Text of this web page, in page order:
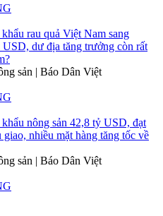
rau quả Việt Nam sang
dư địa tăng trưởng còn rất
sản | Báo Dân Việt
nông sản 42,8 tỷ USD, đạt
nhiều mặt hàng tăng tốc về
sản | Báo Dân Việt